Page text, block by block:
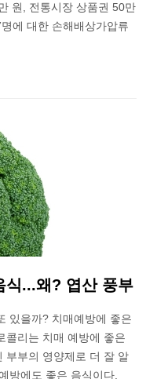
원, 전통시장 상품권 50만
에 대한 손해배상가압류
식...왜? 엽산 풍부
있을까? 치매예방에 좋은
콜리는 치매 예방에 좋은
부부의 영양제로 더 잘 알
방에도 좋은 음식이다.